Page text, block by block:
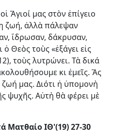
Ἅγιοί μας στὸν ἐπίγειο
ζωή, ἀλλὰ πάλεψαν
ἵ­δρω­σαν, δάκρυσαν,
Θεὸς τοὺς «ἐξάγει εἰς
τοὺς λυτρώνει. Τὰ δικά
κι ἐμεῖς. Ἂς
μας. Διότι ἡ ὑπομονὴ
ψυχῆς. Αὐτὴ θὰ φέρει μὲ
Ματθαίο ΙΘ'(19) 27-30